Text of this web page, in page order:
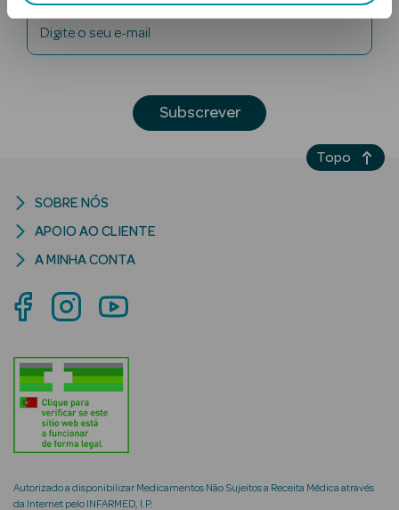
Corpo
Rosto
Lábios
Criança
Rosto e
Digite o seu e-mail
Subscrever
Autorizado a disponibilizar Medicamentos Não Sujeitos a Receita Médica através
da Internet pelo INFARMED, I.P.
SOBRE NÓS
APOIO AO CLIENTE
A MINHA CONTA
Topo